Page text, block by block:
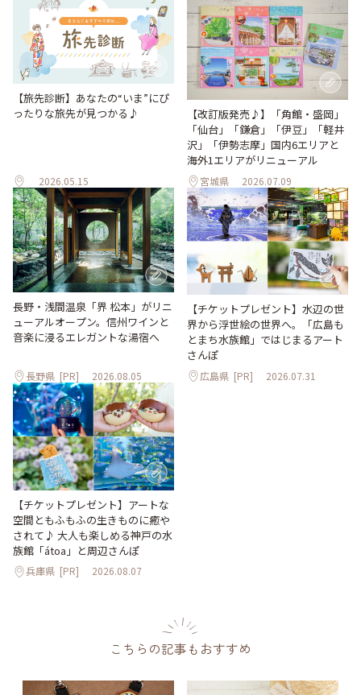
【旅先診断】あなたの“いま”にぴ
ったりな旅先が見つかる♪
2026.05.15
【改訂版発売♪】「角館・盛岡」
「仙台」「鎌倉」「伊豆」「軽井
沢」「伊勢志摩」国内6エリアと
海外1エリアがリニューアル
宮城県 2026.07.09
長野・浅間温泉「界 松本」がリニ
ューアルオープン。信州ワインと
音楽に浸るエレガントな湯宿へ
長野県 [PR] 2026.08.05
【チケットプレゼント】水辺の世
界から浮世絵の世界へ。「広島も
とまち水族館」ではじまるアート
さんぽ
広島県 [PR] 2026.07.31
【チケットプレゼント】アートな
空間ともふもふの生きものに癒や
されて♪ 大人も楽しめる神戸の水
族館「átoa」と周辺さんぽ
兵庫県 [PR] 2026.08.07
こちらの記事もおすすめ